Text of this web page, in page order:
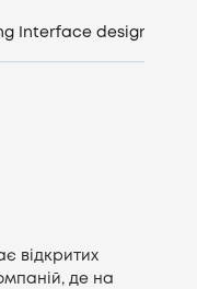
Interface design
відкритих
де на